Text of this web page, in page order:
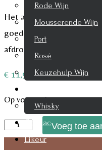
Rode Wijn
Mousserende Wijn
Port
Rosé
Keuzehulp Wijn
Whisky
Cognac
Likeur
Het aroma is floraal met
goede balans met fijne
afdronk.
€ 11,95
Op voorraad
Bacara
Crazy
Voeg toe